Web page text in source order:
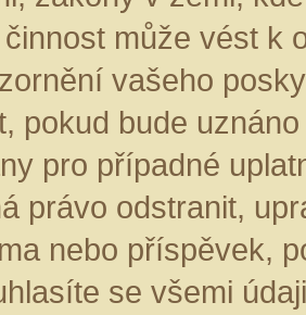
činnost může vést k
vašeho
pokud bude
pro případné
právo odstranit,
nebo příspěvek,
se všemi